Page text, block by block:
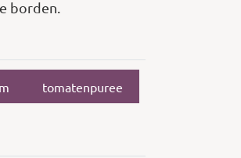
borden.
tomatenpuree